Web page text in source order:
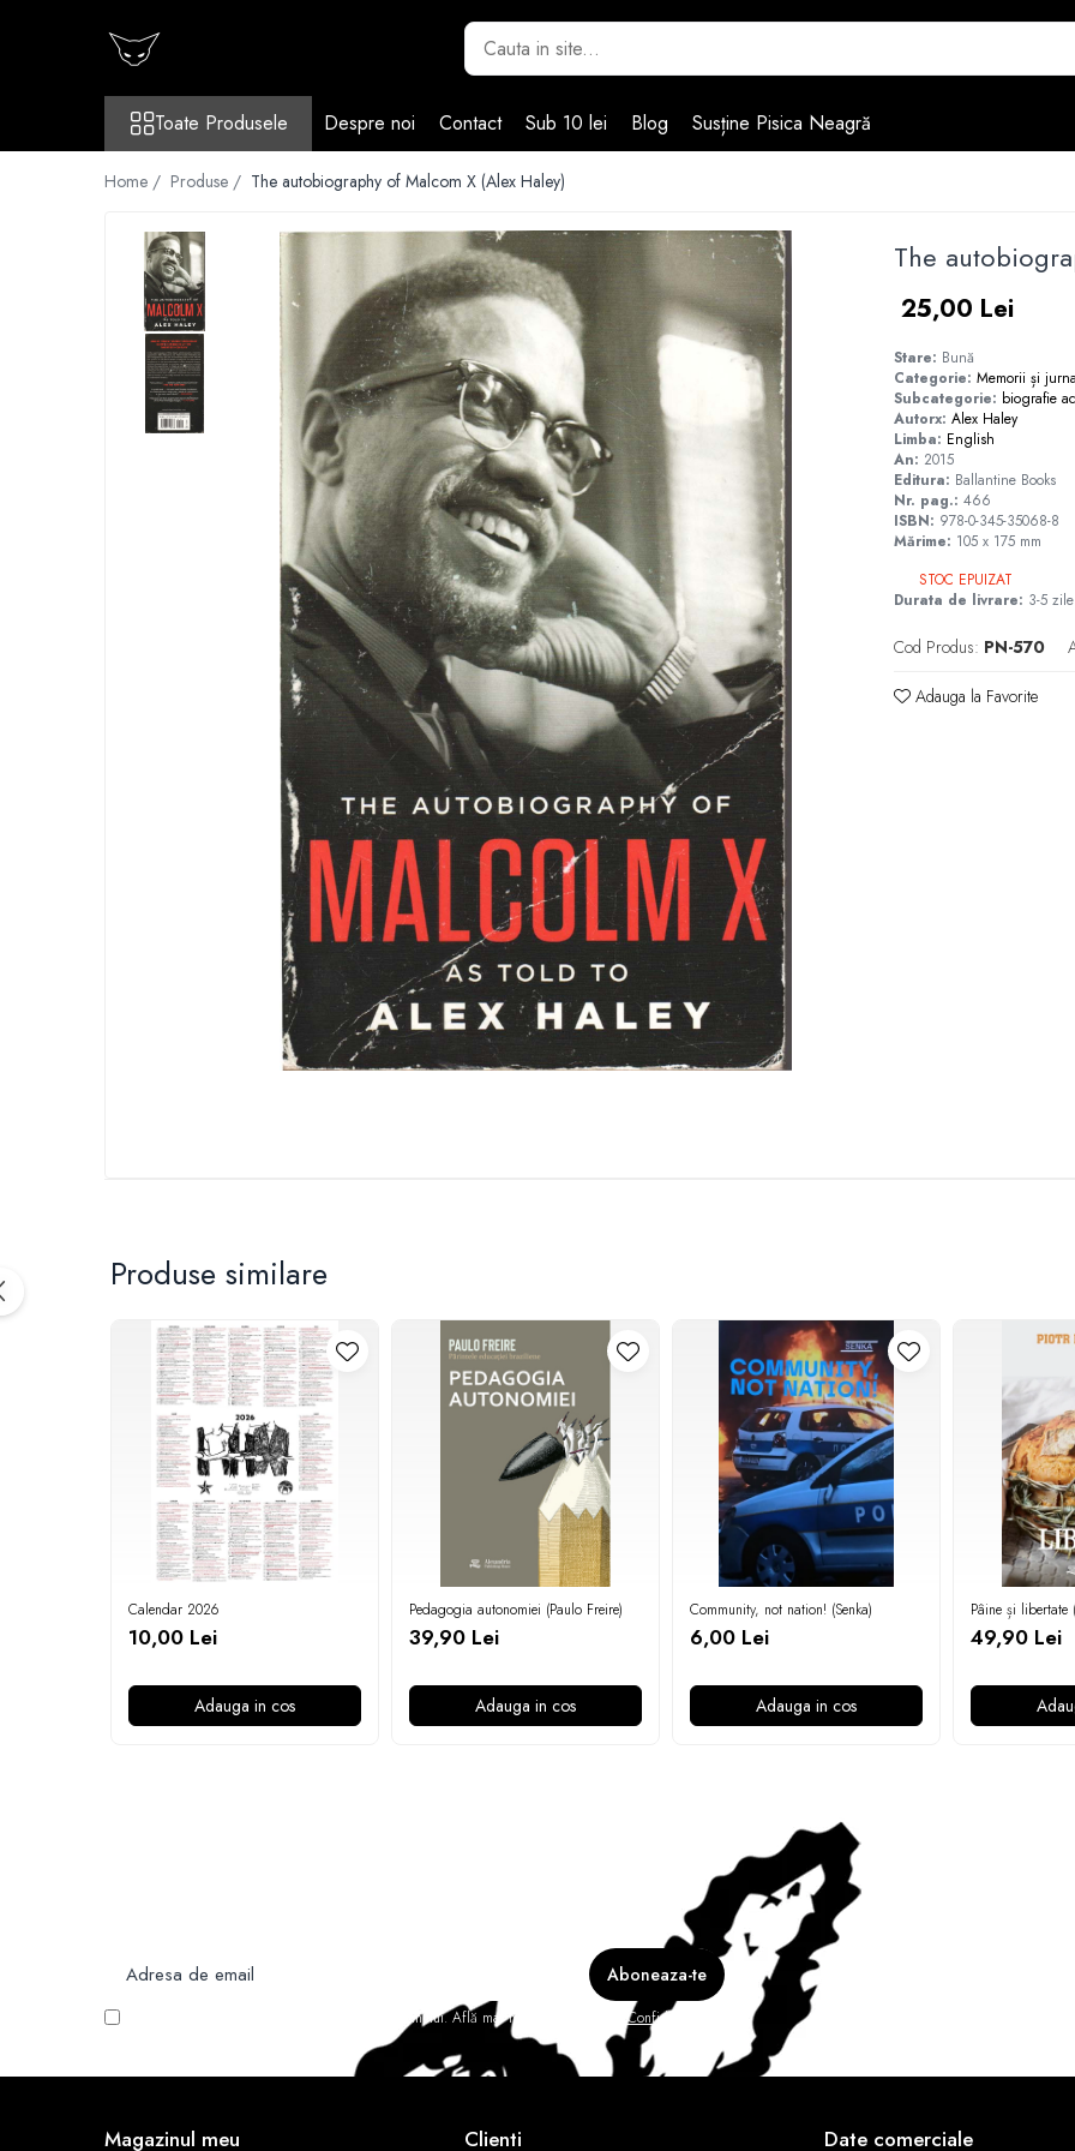
Toate Produsele Despre noi Contact Sub 10 lei Blog Susține Pisica Neagră
Home / Produse / The autobiography of Malcom X (Alex Haley)
The
25,00 Lei
Stare: Bună
Categorie:Memorii și
Subcategorie: biografie
Autorx:Alex Haley
Limba: English
An: 2015
Editura: Ballantine Books
Nr. pag.:466
ISBN: 978-0-345-35068-8
Mărime: 105 x 175 mm
STOC EPUIZAT
Durata de livrare: 3-5
Cod Produs: PN-570
Adauga la Favorite
Produse similare
Calendar 2026
10,00 Lei
Adauga in cos
Pedagogia autonomiei (Paulo Freire)
39,90 Lei
Adauga in cos
Community, not nation! (Senka)
6,00 Lei
Adauga in cos
Pâine și libertate
49,90 Lei
Vreau să primesc newsletter cu promoțiile magazinului. Află mai multe în Politica de Confidentialitate
Magazinul meu Clienti Date comerciale